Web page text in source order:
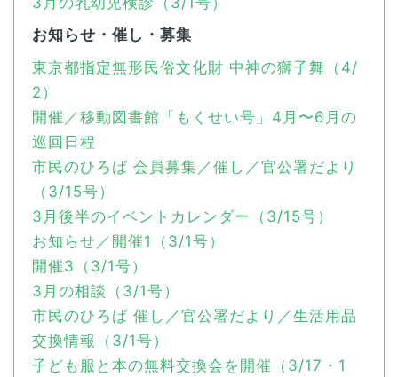
お知らせ・催し・募集
東京都指定無形民俗文化財 中神の獅子舞（4/
2）
開催／移動図書館「もくせい号」4月〜6月の
巡回日程
市民のひろば 会員募集／催し／官公署だより
（3/15号）
3月後半のイベントカレンダー（3/15号）
お知らせ／開催1（3/1号）
開催3（3/1号）
3月の相談（3/1号）
市民のひろば 催し／官公署だより／生活用品
交換情報（3/1号）
子ども服と本の無料交換会を開催（3/17・1